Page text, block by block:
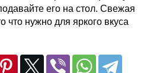
его на стол. Свежая
что нужно для яркого вкуса